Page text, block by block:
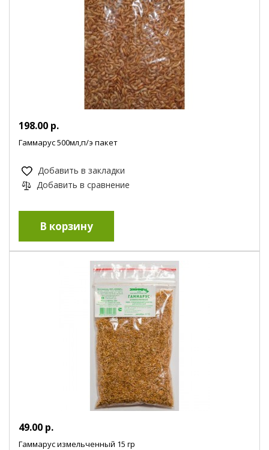
198.00 р.
Гаммарус 500мл,п/э пакет
Добавить в закладки
Добавить в сравнение
49.00 р.
Гаммарус измельченный 15 гр